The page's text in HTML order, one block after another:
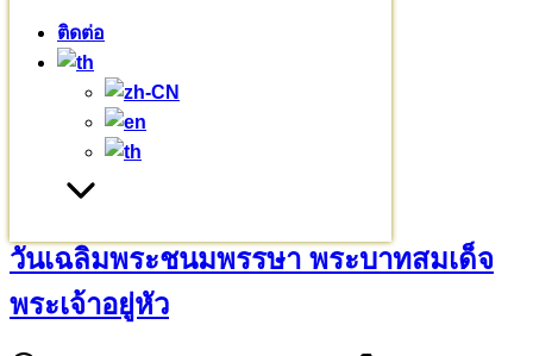
ติดต่อ
เรียนบาลี
เรื่องราวเล่าย้อนหลัง
บทความอื่นๆ
วันเฉลิมพระชนมพรรษา พระบาทสมเด็จ
พระเจ้าอยู่หัว